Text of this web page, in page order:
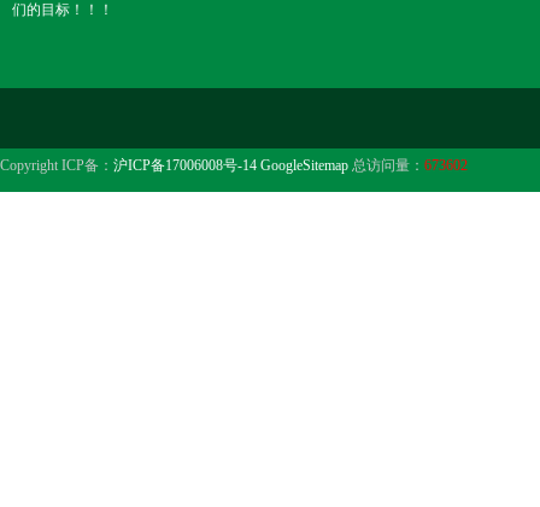
们的目标！！！
Copyright ICP备： 沪ICP备17006008号-14 GoogleSitemap 总访问量： 673602